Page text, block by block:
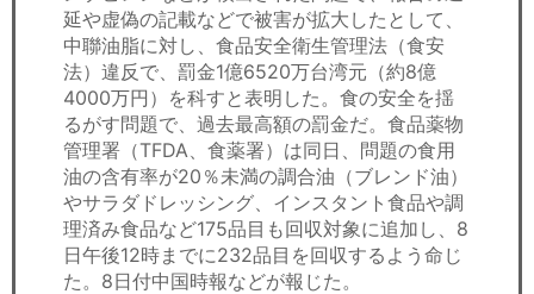
延や虚偽の記載などで被害が拡大したとして、
中聯油脂に対し、食品安全衛生管理法（食安
法）違反で、罰金1億6520万台湾元（約8億
4000万円）を科すと表明した。食の安全を揺
るがす問題で、過去最高額の罰金だ。食品薬物
管理署（TFDA、食薬署）は同日、問題の食用
油の含有率が20％未満の調合油（ブレンド油）
やサラダドレッシング、インスタント食品や調
理済み食品など175品目も回収対象に追加し、8
日午後12時までに232品目を回収するよう命じ
た。8日付中国時報などが報じた。